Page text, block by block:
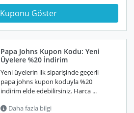
Kuponu Göster
Papa Johns Kupon Kodu: Yeni
Üyelere %20 İndirim
Yeni üyelerin ilk siparişinde geçerli
papa johns kupon koduyla %20
indirim elde edebilirsiniz. Harca ...
Daha fazla bilgi